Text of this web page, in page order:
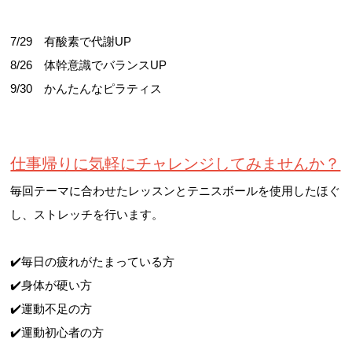
7/29 有酸素で代謝UP
8/26 体幹意識でバランスUP
9/30 かんたんなピラティス
仕事帰りに気軽にチャレンジしてみませんか？
毎回テーマに合わせたレッスンとテニスボールを使用したほぐ
し、ストレッチを行います。
✔️毎日の疲れがたまっている方
✔️身体が硬い方
✔️運動不足の方
✔️運動初心者の方